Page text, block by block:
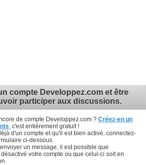
compte Developpez.com et être
participer aux discussions.
de compte Developpez.com ? Créez-en un
, c'est entièrement gratuit !
d'un compte et qu'il est bien activé, connectez-
ci-dessous.
un message, il est possible que
votre compte ou que celui-ci soit en